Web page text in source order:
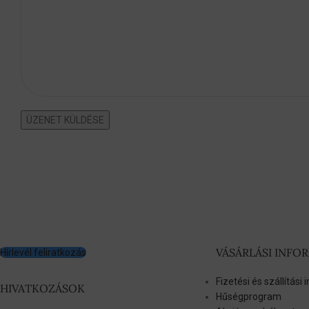
ÜZENET KÜLDÉSE
Hírlevél feliratkozás
HIVATKOZÁSOK
VÁSÁRLÁSI
Fizetési és szállítási
Hűségprogram